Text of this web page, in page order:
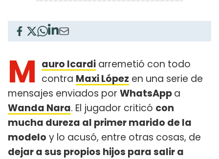
M auro Icardi arremetió con todo
contra Maxi López en una serie de
mensajes enviados por WhatsAppa
Wanda Nara. El jugador criticó con
mucha dureza al primer marido de la
modelo y lo acusó, entre otras cosas, de
dejar a sus propios hijos para salir a